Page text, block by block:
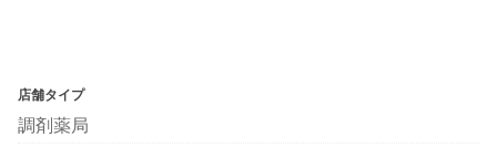
店舗タイプ
調剤薬局